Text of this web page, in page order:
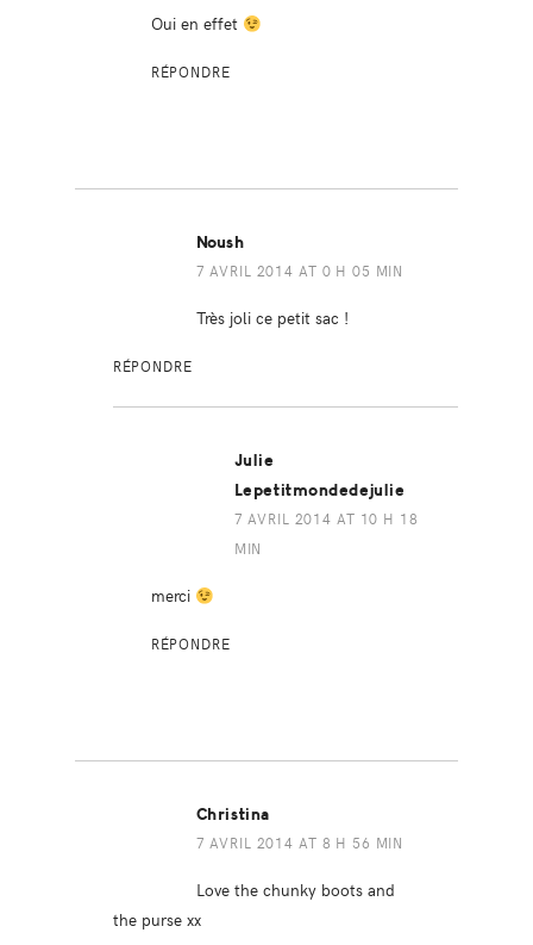
Oui en effet
RÉPONDRE
Noush
7 AVRIL 2014 AT 0 H 05 MIN
Très joli ce petit sac !
RÉPONDRE
Julie
Lepetitmondedejulie
7 AVRIL 2014 AT 10 H 18
MIN
merci
RÉPONDRE
Christina
7 AVRIL 2014 AT 8 H 56 MIN
Love the chunky boots and
the purse xx